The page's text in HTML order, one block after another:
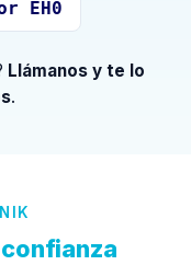
EH0
Llámanos y te lo
.